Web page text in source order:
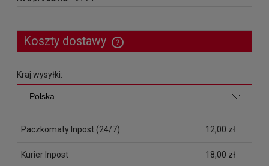
Koszty dostawy
Cena nie zawiera ewentualnych kosztów płatności
Kraj wysyłki:
Paczkomaty Inpost (24/7) 12,00 zł
Kurier Inpost 18,00 zł